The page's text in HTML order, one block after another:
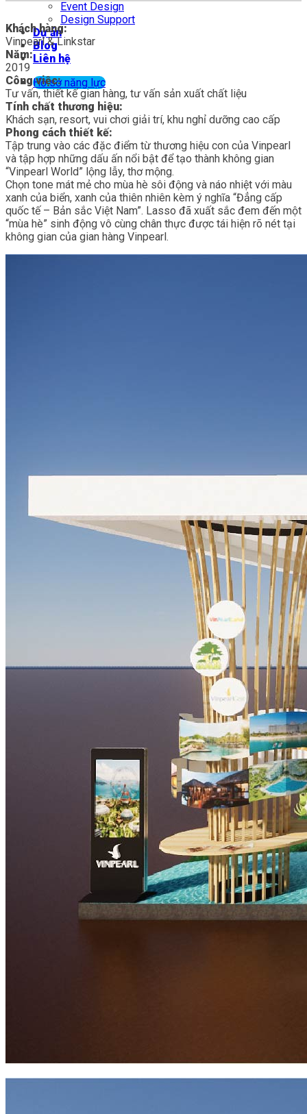
Event Design
Design Support
Dự án
Blog
Liên hệ
Hồ sơ năng lực
Khách hàng:
Vinpearl & Linkstar
Năm:
2019
Công việc:
Tư vấn, thiết kế gian hàng, tư vấn sản xuất chất liệu
Tính chất thương hiệu:
Khách sạn, resort, vui chơi giải trí, khu nghỉ dưỡng cao cấp
Phong cách thiết kế:
Tập trung vào các đặc điểm từ thương hiệu con của Vinpearl
và tập hợp những dấu ấn nổi bật để tạo thành không gian
“Vinpearl World” lộng lẫy, thơ mộng.
Chọn tone mát mẻ cho mùa hè sôi động và náo nhiệt với màu
xanh của biển, xanh của thiên nhiên kèm ý nghĩa “Đẳng cấp
quốc tế – Bản sắc Việt Nam”. Lasso đã xuất sắc đem đến một
“mùa hè” sinh động vô cùng chân thực được tái hiện rõ nét tại
không gian của gian hàng Vinpearl.